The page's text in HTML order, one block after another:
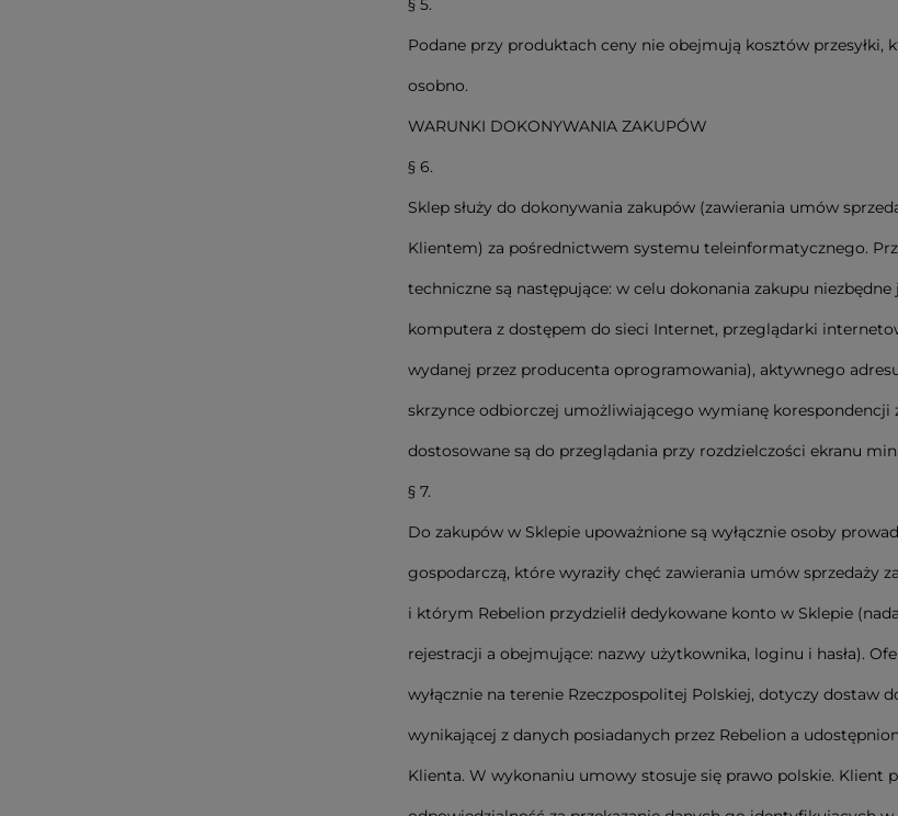
§ 5.
Podane przy produktach ceny nie obejmują kosztów przesyłki,
osobno.
WARUNKI DOKONYWANIA ZAKUPÓW
§ 6.
Sklep służy do dokonywania zakupów (zawierania umów
Klientem) za pośrednictwem systemu teleinformatycznego.
techniczne są następujące: w celu dokonania zakupu niezbędne
komputera z dostępem do sieci Internet, przeglądarki
wydanej przez producenta oprogramowania), aktywnego
skrzynce odbiorczej umożliwiającego wymianę korespondencji
dostosowane są do przeglądania przy rozdzielczości ekranu
§ 7.
Do zakupów w Sklepie upoważnione są wyłącznie osoby
gospodarczą, które wyraziły chęć zawierania umów sprzedaży
i którym Rebelion przydzielił dedykowane konto w Sklepie
rejestracji a obejmujące: nazwy użytkownika, loginu i hasła).
wyłącznie na terenie Rzeczpospolitej Polskiej, dotyczy dostaw
wynikającej z danych posiadanych przez Rebelion a
Klienta. W wykonaniu umowy stosuje się prawo polskie. Klient